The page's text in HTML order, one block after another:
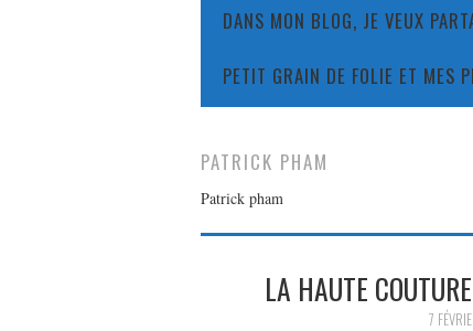
DANS MON BLOG, JE VEUX
PETIT GRAIN DE FOLIE ET MES
PATRICK PHAM
Patrick pham
LA HAUTE
7